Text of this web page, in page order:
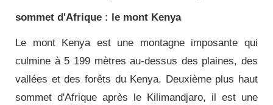
sommet d'Afrique : le mont Kenya
Le mont Kenya est une montagne imposante qui
culmine à 5 199 mètres au-dessus des plaines, des
vallées et des forêts du Kenya. Deuxième plus haut
sommet d'Afrique après le Kilimandjaro, il est une